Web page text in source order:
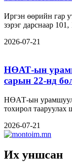
Иргэн өөрийн гар
зэрэг дарснаар
2026-07-21
НӨАТ-ын
сарын 22-нд
НӨАТ-ын
тохирол тааруулах
2026-07-21
Их уншсан